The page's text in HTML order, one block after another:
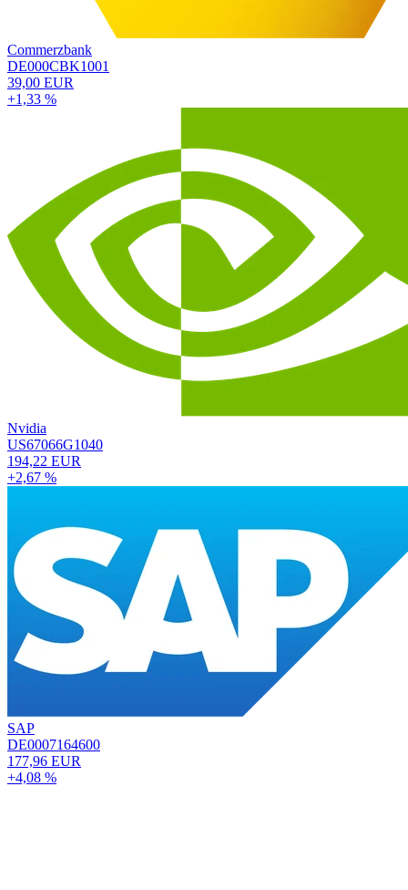
Commerzbank
DE000CBK1001
39,00 EUR
+1,33 %
Nvidia
US67066G1040
194,22 EUR
+2,67 %
SAP
DE0007164600
177,96 EUR
+4,08 %